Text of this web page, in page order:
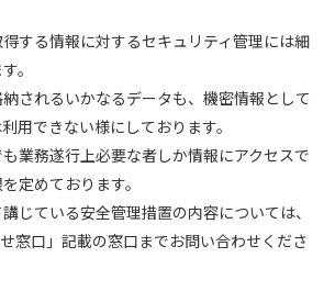
得する情報に対するセキュリティ管理には細
。
されるいかなるデータも、機密情報として
用できない様にしております。
業務遂行上必要な者しか情報にアクセスで
定めております。
じている安全管理措置の内容については、
窓口」記載の窓口までお問い合わせくださ